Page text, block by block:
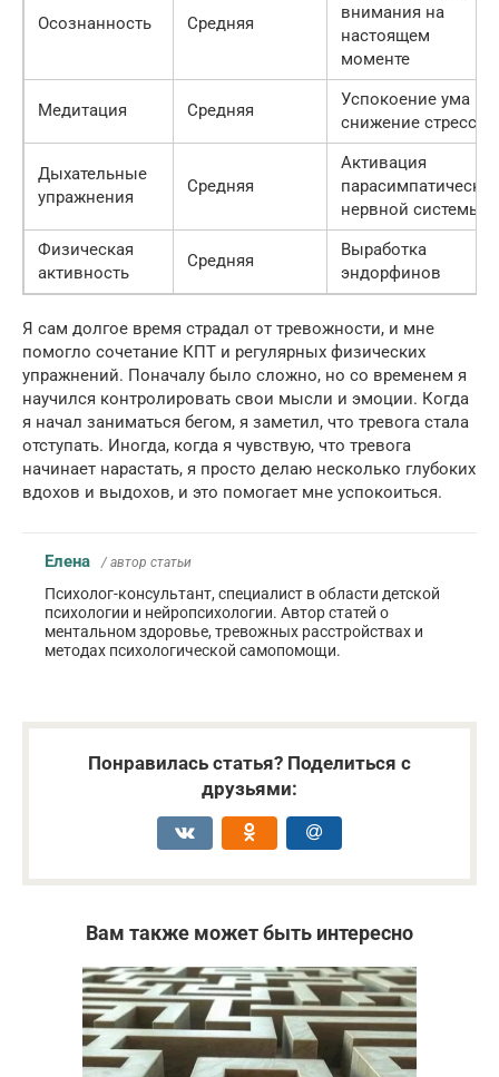
Осознанность Средняя
внимания на
настоящем
моменте
Медитация Средняя
Успокоение ума и
снижение стресса
Дыхательные
упражнения
Средняя
Активация
нервной системы
Физическая
активность
Средняя
Выработка
эндорфинов
Я сам долгое время страдал от тревожности, и мне
помогло сочетание КПТ и регулярных физических
упражнений. Поначалу было сложно, но со временем я
научился контролировать свои мысли и эмоции. Когда
я начал заниматься бегом, я заметил, что тревога стала
отступать. Иногда, когда я чувствую, что тревога
начинает нарастать, я просто делаю несколько глубоких
вдохов и выдохов, и это помогает мне успокоиться.
Елена / автор статьи
Психолог-консультант, специалист в области детской
психологии и нейропсихологии. Автор статей о
ментальном здоровье, тревожных расстройствах и
методах психологической самопомощи.
Понравилась статья? Поделиться с
друзьями:
Вам также может быть интересно